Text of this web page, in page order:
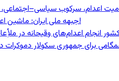
اعدام، سرکوب
جبهه ملی ایران: ماشین اعدام را متوقف کنید!
انجام اعدام‌های وقیحانه در
برای جمهوری سکولار دموکرات